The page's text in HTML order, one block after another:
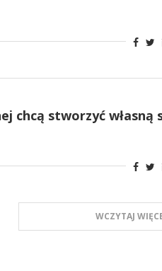
chcą stworzyć własną
WCZYTAJ